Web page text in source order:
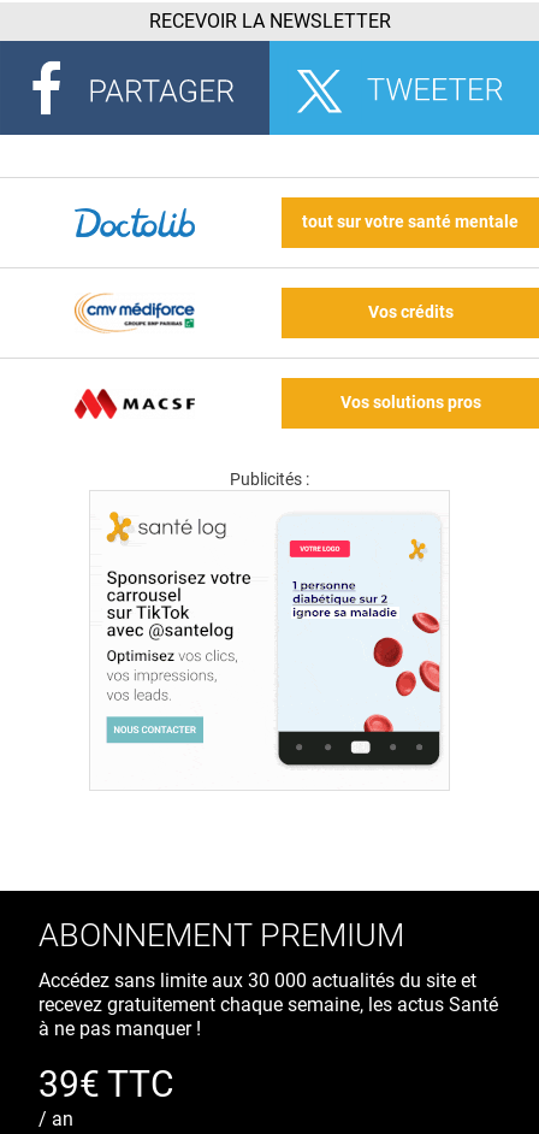
RECEVOIR LA NEWSLETTER
tout sur votre santé mentale
Vos crédits
Vos solutions pros
Publicités :
ABONNEMENT PREMIUM
Accédez sans limite aux 30 000 actualités du site et
recevez gratuitement chaque semaine, les actus Santé
à ne pas manquer !
39€ TTC
/ an